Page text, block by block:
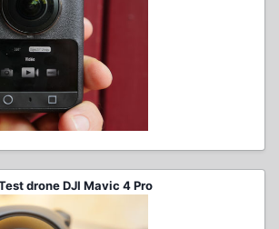
drone DJI Mavic 4 Pro